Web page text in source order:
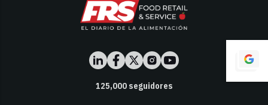
125,000seguidores